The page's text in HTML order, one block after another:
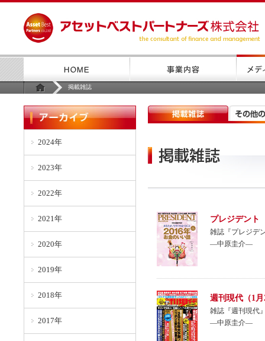
掲載雑誌
プレジデント
雑誌『プレジデ
―中原圭介―
週刊現代（1
雑誌『週刊現代
―中原圭介―
2024年
2023年
2022年
2021年
2020年
2019年
2018年
2017年